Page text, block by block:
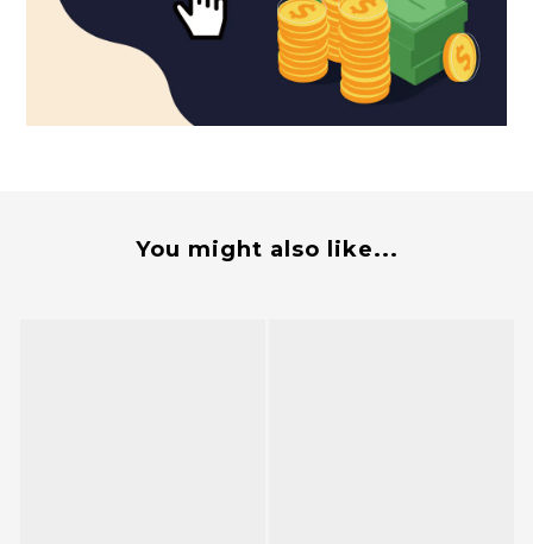
You might also like...